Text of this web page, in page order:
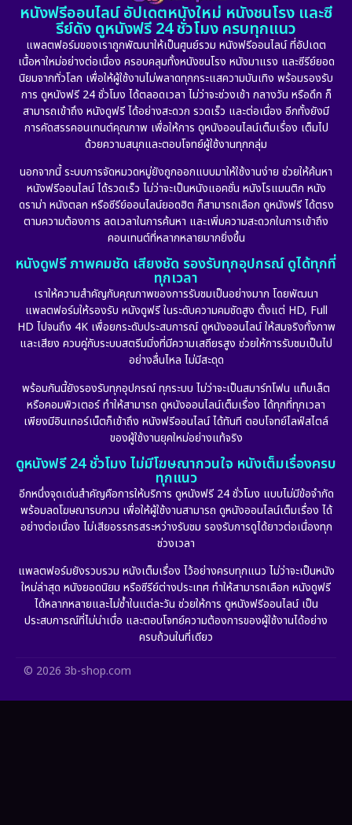
Detective สืบสวน (5)
Detective สืบสวน (56)
Disaster (10)
Disney+ (23)
Drama ดราม่า (887)
Dystopian (17)
Emotional (101)
Epic มหากาพย์ (17)
Erotic (10)
Fantasy จินตนาการ (256)
Film
Gothic (6)
HBO GO (11)
HBO Max (2)
Healing
Heist (7)
1974
1971 1962
หนังฟรีออนไลน์ อัปเดตหนังใหม่ หนังชนโรง และซี
รีย์ดัง ดูหนังฟรี 24 ชั่วโมง ครบทุกแนว
แพลตฟอร์มของเราถูกพัฒนาให้เป็นศูนย์รวม หนังฟรีออนไลน์ ที่อัปเดต
เนื้อหาใหม่อย่างต่อเนื่อง ครอบคลุมทั้งหนังชนโรง หนังมาแรง และซีรีย์ยอด
นิยมจากทั่วโลก เพื่อให้ผู้ใช้งานไม่พลาดทุกกระแสความบันเทิง พร้อมรองรับ
การ ดูหนังฟรี 24 ชั่วโมง ได้ตลอดเวลา ไม่ว่าจะช่วงเช้า กลางวัน หรือดึก ก็
สามารถเข้าถึง หนังดูฟรี ได้อย่างสะดวก รวดเร็ว และต่อเนื่อง อีกทั้งยังมี
การคัดสรรคอนเทนต์คุณภาพ เพื่อให้การ ดูหนังออนไลน์เต็มเรื่อง เต็มไป
ด้วยความสนุกและตอบโจทย์ผู้ใช้งานทุกกลุ่ม
นอกจากนี้ ระบบการจัดหมวดหมู่ยังถูกออกแบบมาให้ใช้งานง่าย ช่วยให้ค้นหา
หนังฟรีออนไลน์ ได้รวดเร็ว ไม่ว่าจะเป็นหนังแอคชั่น หนังโรแมนติก หนัง
ดราม่า หนังตลก หรือซีรีย์ออนไลน์ยอดฮิต ก็สามารถเลือก ดูหนังฟรี ได้ตรง
ตามความต้องการ ลดเวลาในการค้นหา และเพิ่มความสะดวกในการเข้าถึง
คอนเทนต์ที่หลากหลายมากยิ่งขึ้น
หนังดูฟรี ภาพคมชัด เสียงชัด รองรับทุกอุปกรณ์ ดูได้ทุกที่
ทุกเวลา
เราให้ความสำคัญกับคุณภาพของการรับชมเป็นอย่างมาก โดยพัฒนา
แพลตฟอร์มให้รองรับ หนังดูฟรี ในระดับความคมชัดสูง ตั้งแต่ HD, Full
HD ไปจนถึง 4K เพื่อยกระดับประสบการณ์ ดูหนังออนไลน์ ให้สมจริงทั้งภาพ
และเสียง ควบคู่กับระบบสตรีมมิ่งที่มีความเสถียรสูง ช่วยให้การรับชมเป็นไป
อย่างลื่นไหล ไม่มีสะดุด
พร้อมกันนี้ยังรองรับทุกอุปกรณ์ ทุกระบบ ไม่ว่าจะเป็นสมาร์ทโฟน แท็บเล็ต
หรือคอมพิวเตอร์ ทำให้สามารถ ดูหนังออนไลน์เต็มเรื่อง ได้ทุกที่ทุกเวลา
เพียงมีอินเทอร์เน็ตก็เข้าถึง หนังฟรีออนไลน์ ได้ทันที ตอบโจทย์ไลฟ์สไตล์
ของผู้ใช้งานยุคใหม่อย่างแท้จริง
ดูหนังฟรี 24 ชั่วโมง ไม่มีโฆษณากวนใจ หนังเต็มเรื่องครบ
ทุกแนว
อีกหนึ่งจุดเด่นสำคัญคือการให้บริการ ดูหนังฟรี 24 ชั่วโมง แบบไม่มีข้อจำกัด
พร้อมลดโฆษณารบกวน เพื่อให้ผู้ใช้งานสามารถ ดูหนังออนไลน์เต็มเรื่อง ได้
อย่างต่อเนื่อง ไม่เสียอรรถรสระหว่างรับชม รองรับการดูได้ยาวต่อเนื่องทุก
ช่วงเวลา
แพลตฟอร์มยังรวบรวม หนังเต็มเรื่อง ไว้อย่างครบทุกแนว ไม่ว่าจะเป็นหนัง
ใหม่ล่าสุด หนังยอดนิยม หรือซีรีย์ต่างประเทศ ทำให้สามารถเลือก หนังดูฟรี
ได้หลากหลายและไม่ซ้ำในแต่ละวัน ช่วยให้การ ดูหนังฟรีออนไลน์ เป็น
ประสบการณ์ที่ไม่น่าเบื่อ และตอบโจทย์ความต้องการของผู้ใช้งานได้อย่าง
ครบถ้วนในที่เดียว
© 2026 3b-shop.com